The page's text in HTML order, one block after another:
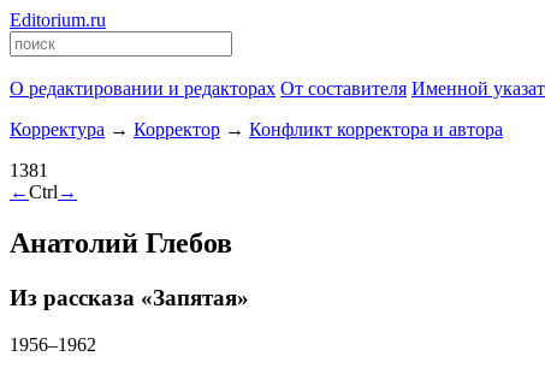
Editorium.ru
О редактировании и редакторах От составителя Именной
Корректура → Корректор → Конфликт корректора и автора
1381
←Ctrl →
Анатолий Глебов
Из рассказа «Запятая»
1956–1962